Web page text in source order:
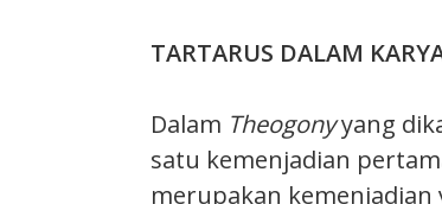
TARTARUS DALAM
Dalam Theogonyyang
satu kemenjadian
merupakan kemenjadian